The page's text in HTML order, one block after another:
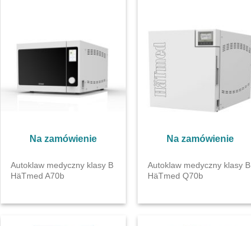
Na zamówienie
Autoklaw medyczny klasy B
HäTmed A70b
Na zamówienie
Autoklaw medyczny klasy B
HäTmed Q70b